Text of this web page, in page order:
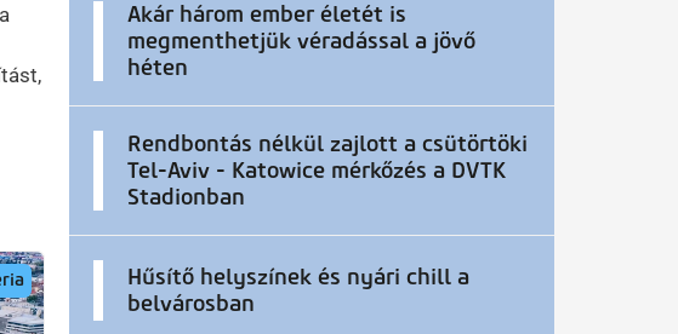
Akár három ember életét is
megmenthetjük véradással a jövő
héten
Rendbontás nélkül zajlott a csütörtöki
Tel-Aviv - Katowice mérkőzés a DVTK
Stadionban
Hűsítő helyszínek és nyári chill a
belvárosban